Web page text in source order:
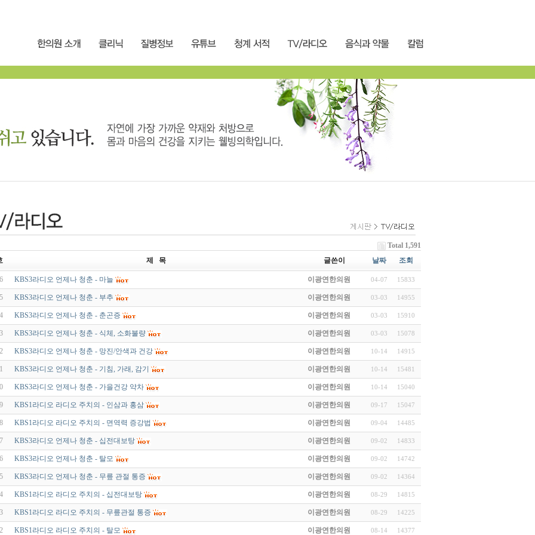
Total 1,591
제 목 글쓴이 날짜 조회
KBS3라디오 언제나 청춘 - 마늘 이광연한의원 04-07 15833
KBS3라디오 언제나 청춘 - 부추 이광연한의원 03-03 14955
KBS3라디오 언제나 청춘 - 춘곤증 이광연한의원 03-03 15910
KBS3라디오 언제나 청춘 - 식체, 소화불량 이광연한의원 03-03 15078
KBS3라디오 언제나 청춘 - 망진/안색과 건강 이광연한의원 10-14 14915
KBS3라디오 언제나 청춘 - 기침, 가래, 감기 이광연한의원 10-14 15481
KBS3라디오 언제나 청춘 - 가을건강 약차 이광연한의원 10-14 15040
KBS1라디오 라디오 주치의 - 인삼과 홍삼 이광연한의원 09-17 15047
KBS1라디오 라디오 주치의 - 면역력 증강법 이광연한의원 09-04 14485
KBS3라디오 언제나 청춘 - 십전대보탕 이광연한의원 09-02 14833
KBS3라디오 언제나 청춘 - 탈모 이광연한의원 09-02 14742
KBS3라디오 언제나 청춘 - 무릎 관절 통증 이광연한의원 09-02 14364
KBS1라디오 라디오 주치의 - 십전대보탕 이광연한의원 08-29 14815
KBS1라디오 라디오 주치의 - 무릎관절 통증 이광연한의원 08-29 14225
KBS1라디오 라디오 주치의 - 탈모 이광연한의원 08-14 14377